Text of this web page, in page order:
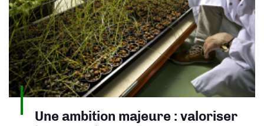
Une ambition majeure : valoriser